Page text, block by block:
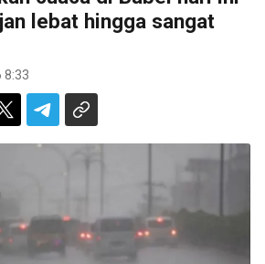
lebat hingga sangat
8:33